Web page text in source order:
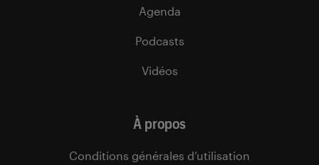
Agenda
Podcasts
Vidéos
À propos
Conditions générales d’utilisation